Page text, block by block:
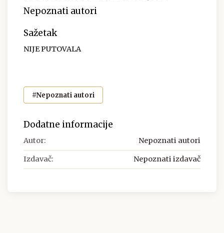
Nepoznati autori
Sažetak
NIJE PUTOVALA
#Nepoznati autori
Dodatne informacije
Autor: Nepoznati autori
Izdavač: Nepoznati izdavač